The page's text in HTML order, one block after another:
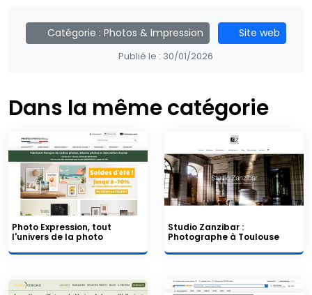
Catégorie : Photos & Impression Site web
Publié le : 30/01/2026
Dans la même catégorie
Photo Expression, tout
l'univers de la photo
Studio Zanzibar :
Photographe à Toulouse